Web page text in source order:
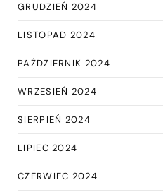
GRUDZIEŃ 2024
LISTOPAD 2024
PAŹDZIERNIK 2024
WRZESIEŃ 2024
SIERPIEŃ 2024
LIPIEC 2024
CZERWIEC 2024